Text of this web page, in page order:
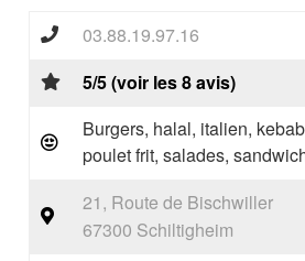
03.88.19.97.16
5/5 (voir les 8 avis)
Burgers, halal, italien,
poulet frit, salades,
21, Route de Bischwiller
67300 Schiltigheim